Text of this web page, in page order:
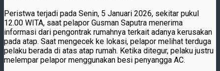
Peristwa terjadi pada Senin, 5 Januari 2026, sekitar pukul
12.00 WITA, saat pelapor Gusman Saputra menerima
informasi dari pengontrak rumahnya terkait adanya kerusakan
pada atap. Saat mengecek ke lokasi, pelapor melihat terduga
pelaku berada di atas atap rumah. Ketika ditegur, pelaku justru
melempar pelapor menggunakan besi penyangga AC.